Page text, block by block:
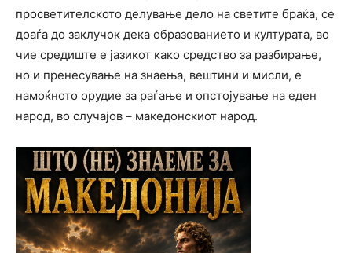
просветителското делување дело на светите браќа, се
доаѓа до заклучок дека образованието и културата, во
чие средиште е јазикот како средство за разбирање,
но и пренесување на знаења, вештини и мисли, е
намоќното орудие за раѓање и опстојување на еден
народ, во случајов – македонскиот народ.